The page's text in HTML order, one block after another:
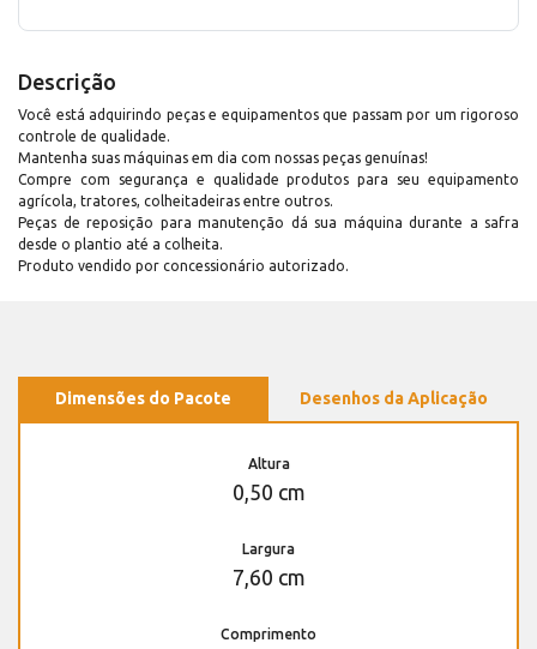
Descrição
Você está adquirindo peças e equipamentos que passam por um rigoroso
controle de qualidade.
Mantenha suas máquinas em dia com nossas peças genuínas!
Compre com segurança e qualidade produtos para seu equipamento
agrícola, tratores, colheitadeiras entre outros.
Peças de reposição para manutenção dá sua máquina durante a safra
desde o plantio até a colheita.
Produto vendido por concessionário autorizado.
Dimensões do Pacote Desenhos da Aplicação
Altura
0,50 cm
Largura
7,60 cm
Comprimento